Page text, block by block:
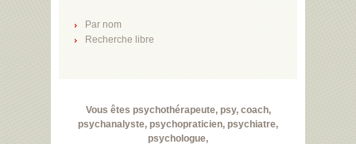
Par nom
Recherche libre
Vous êtes psychothérapeute, psy, coach,
psychanalyste, psychopraticien, psychiatre,
psychologue,